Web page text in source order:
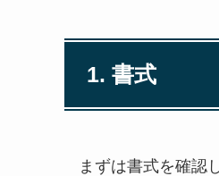
1. 書式
まずは書式を確認